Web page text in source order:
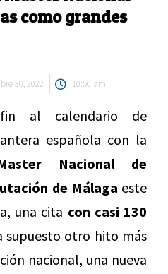
como grandes
30, 2022 10:50 am
al calendario de
española con la
Nacional de
de Málaga este
una cita con casi 130
supuesto otro hito más
nacional, una nueva